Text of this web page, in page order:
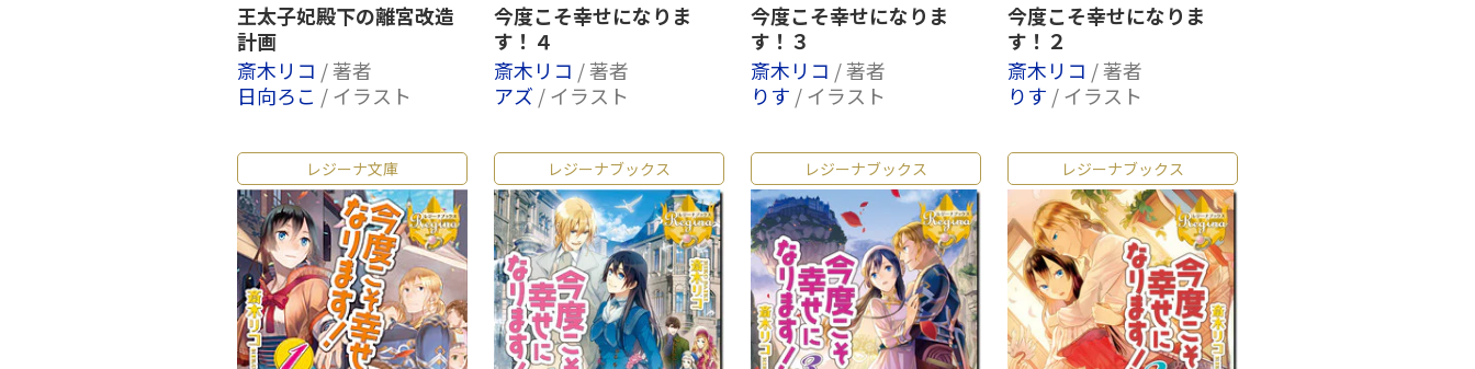
王太子妃殿下の離宮改造
計画
斎木リコ / 著者
日向ろこ / イラスト
今度こそ幸せになりま
す！４
斎木リコ / 著者
アズ / イラスト
今度こそ幸せになりま
す！３
斎木リコ / 著者
りす / イラスト
今度こそ幸せになりま
す！２
斎木リコ / 著者
りす / イラスト
レジーナ文庫 レジーナブックス レジーナブックス レジーナブックス